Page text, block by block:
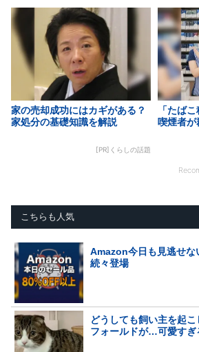
家の売却成功にはカギがある？
家処分の基礎知識を解説
[PR]くらしの話題
「たば
喫煙者が
こちらも人気
Amazon今日も見逃せな
続々登場
どうしても飼い主を起
フォールドが…可愛すぎ